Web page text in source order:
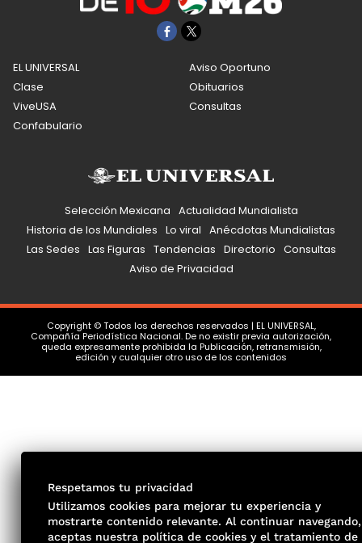
EL UNIVERSAL
Clase
ViveUSA
Confabulario
Aviso Oportuno
Obituarios
Consultas
Selección Mexicana Actualidad Mundialista
Historia de los Mundiales Lo viral Anécdotas Mundialistas
Las Sedes Las Figuras Tendencias Directorio Consultas
Aviso de Privacidad
Copyright © Todos los derechos reservados | EL UNIVERSAL,
Compañía Periodística Nacional. De no existir previa autorización,
queda expresamente prohibida la Publicación, retransmisión,
edición y cualquier otro uso de los contenidos
Respetamos tu privacidad
Utilizamos cookies para mejorar tu experiencia y
mostrarte contenido relevante. Al continuar navegando,
aceptas nuestra política de cookies y el tratamiento de